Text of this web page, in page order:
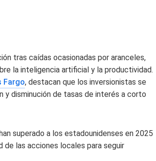
tras caídas ocasionadas por aranceles,
la inteligencia artificial y la productividad.
Fargo, destacan que los inversionistas se
disminución de tasas de interés a corto
superado a los estadounidenses en 2025
de las acciones locales para seguir